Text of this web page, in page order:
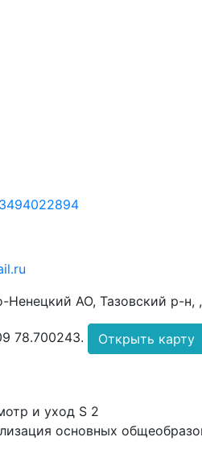
АО, Тазовский р-н,
78.700243. Открыть карту
и уход S 2
основных